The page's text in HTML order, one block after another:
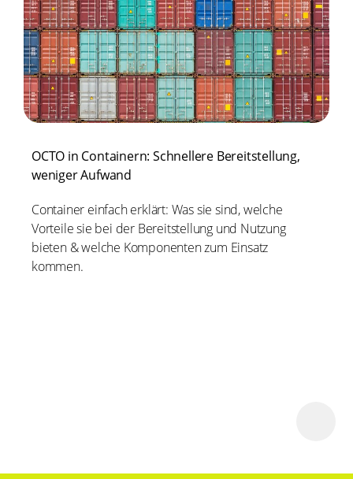
OCTO in Containern: Schnellere Bereitstellung,
weniger Aufwand
Container einfach erklärt: Was sie sind, welche
Vorteile sie bei der Bereitstellung und Nutzung
bieten & welche Komponenten zum Einsatz
kommen.